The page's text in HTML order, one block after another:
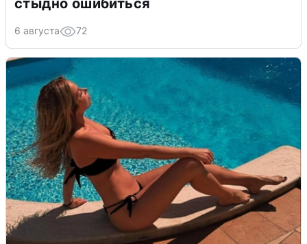
стыдно ошибиться
6 августа 72